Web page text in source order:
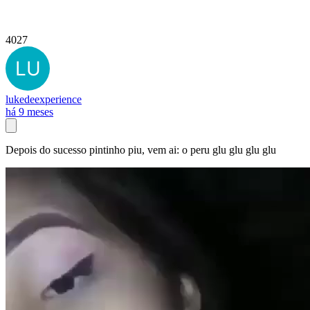
4027
lukedeexperience
há 9 meses
Depois do sucesso pintinho piu, vem ai: o peru glu glu glu glu